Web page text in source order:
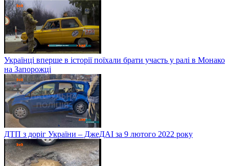
Українці вперше в історії поїхали брати участь у ралі в Монако
на Запорожці
ДТП з доріг України – ДжеДАІ за 9 лютого 2022 року